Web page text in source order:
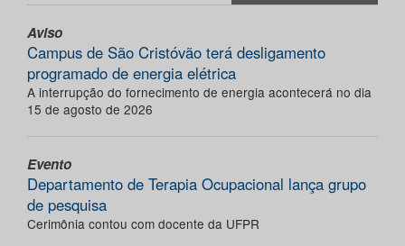
Aviso
Campus de São Cristóvão terá desligamento
programado de energia elétrica
A interrupção do fornecimento de energia acontecerá no dia
15 de agosto de 2026
Evento
Departamento de Terapia Ocupacional lança grupo
de pesquisa
Cerimônia contou com docente da UFPR